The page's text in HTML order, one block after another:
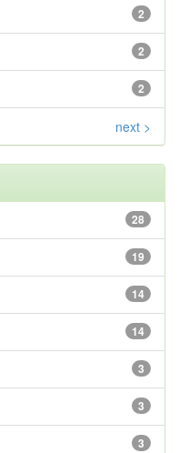
2
2
2
next >
28
19
14
14
3
3
3